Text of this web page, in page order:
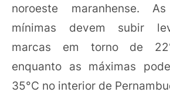
noroeste maranhense.
mínimas devem subir
marcas em torno de
enquanto as máximas
35°C no interior de